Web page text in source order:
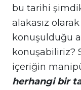
bu tarihi
alakasız
konuşulduğu
konuşabiliriz?
içeriğin
herhangi bir